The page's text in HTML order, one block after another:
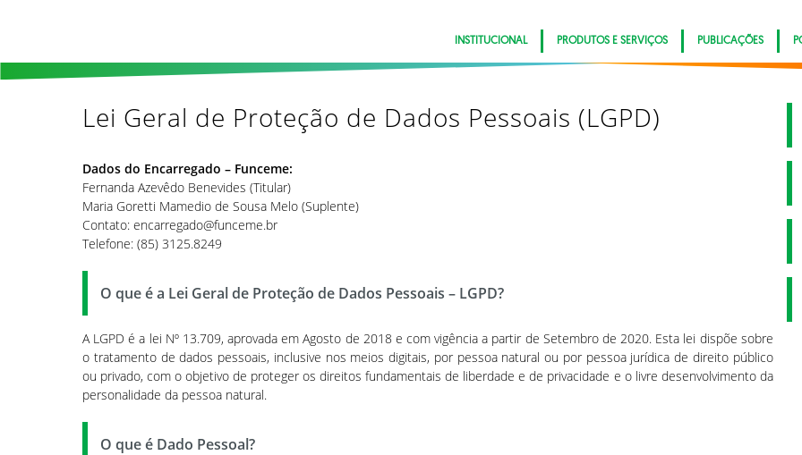
INSTITUCIONAL PRODUTOS E SERVIÇOS PUBLICAÇÕES
Lei Geral de Proteção de Dados Pessoais (LGPD)
Dados do Encarregado – Funceme:
Fernanda Azevêdo Benevides (Titular)
Maria Goretti Mamedio de Sousa Melo (Suplente)
Contato: encarregado@funceme.br
Telefone: (85) 3125.8249
O que é a Lei Geral de Proteção de Dados Pessoais – LGPD?
A LGPD é a lei Nº 13.709, aprovada em Agosto de 2018 e com vigência a partir de Setembro de 2020. Esta lei dispõe sobre
o tratamento de dados pessoais, inclusive nos meios digitais, por pessoa natural ou por pessoa jurídica de direito público
ou privado, com o objetivo de proteger os direitos fundamentais de liberdade e de privacidade e o livre desenvolvimento da
personalidade da pessoa natural.
O que é Dado Pessoal?